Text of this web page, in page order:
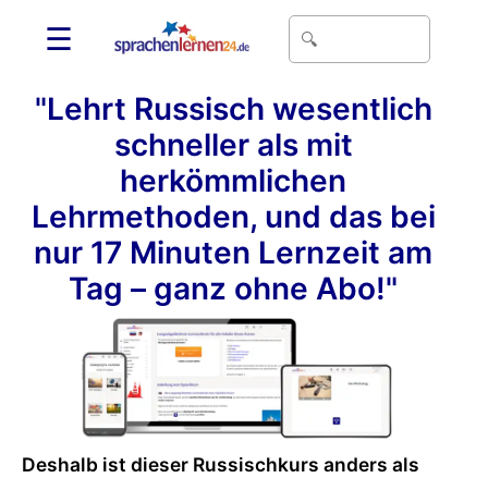
☰
"Lehrt Russisch wesentlich
schneller als mit
herkömmlichen
Lehrmethoden, und das bei
nur 17 Minuten Lernzeit am
Tag – ganz ohne Abo!"
Deshalb ist dieser Russischkurs anders als